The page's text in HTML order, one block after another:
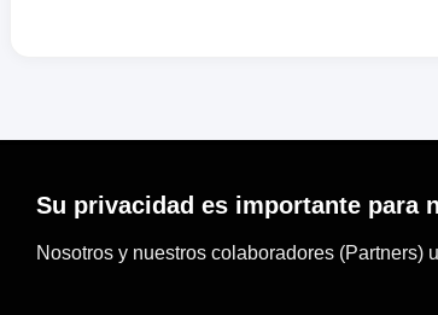
Su privacidad es importante para
Nosotros y nuestros colaboradores (Partners)